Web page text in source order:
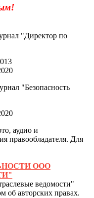
"Директор по
"Безопасность
аудио и
правообладателя. Для
ООО
ведомости"
об авторских правах.